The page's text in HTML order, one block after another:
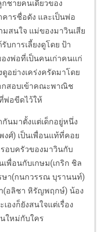
ยคนเดียวของ
ารชื่อดัง และเป็นพ่อ
สนใจ แม่ของมาวินเสีย
บการเลี้ยงดูโดย ป้า
งพ่อที่เป็นคนเก่าคนแก่
อย่างเคร่งครัดมาโดย
กสอบเข้าคณะพาณิช
พ่อขีดไว้ให้
นมาตั้งแต่เด็กอยู่หนึ่ง
ศ์) เป็นเพื่อนแท้ที่คอย
อบครัวของมาวินกับ
พื่อนกับเกษม(เกริก ชิล
ษา(กนกวรรณ บุรานนท์)
(อลิชา หิรัญพฤกษ์) น้อง
องก็ยังสนใจแต่เรื่อง
ใหม่กับใคร